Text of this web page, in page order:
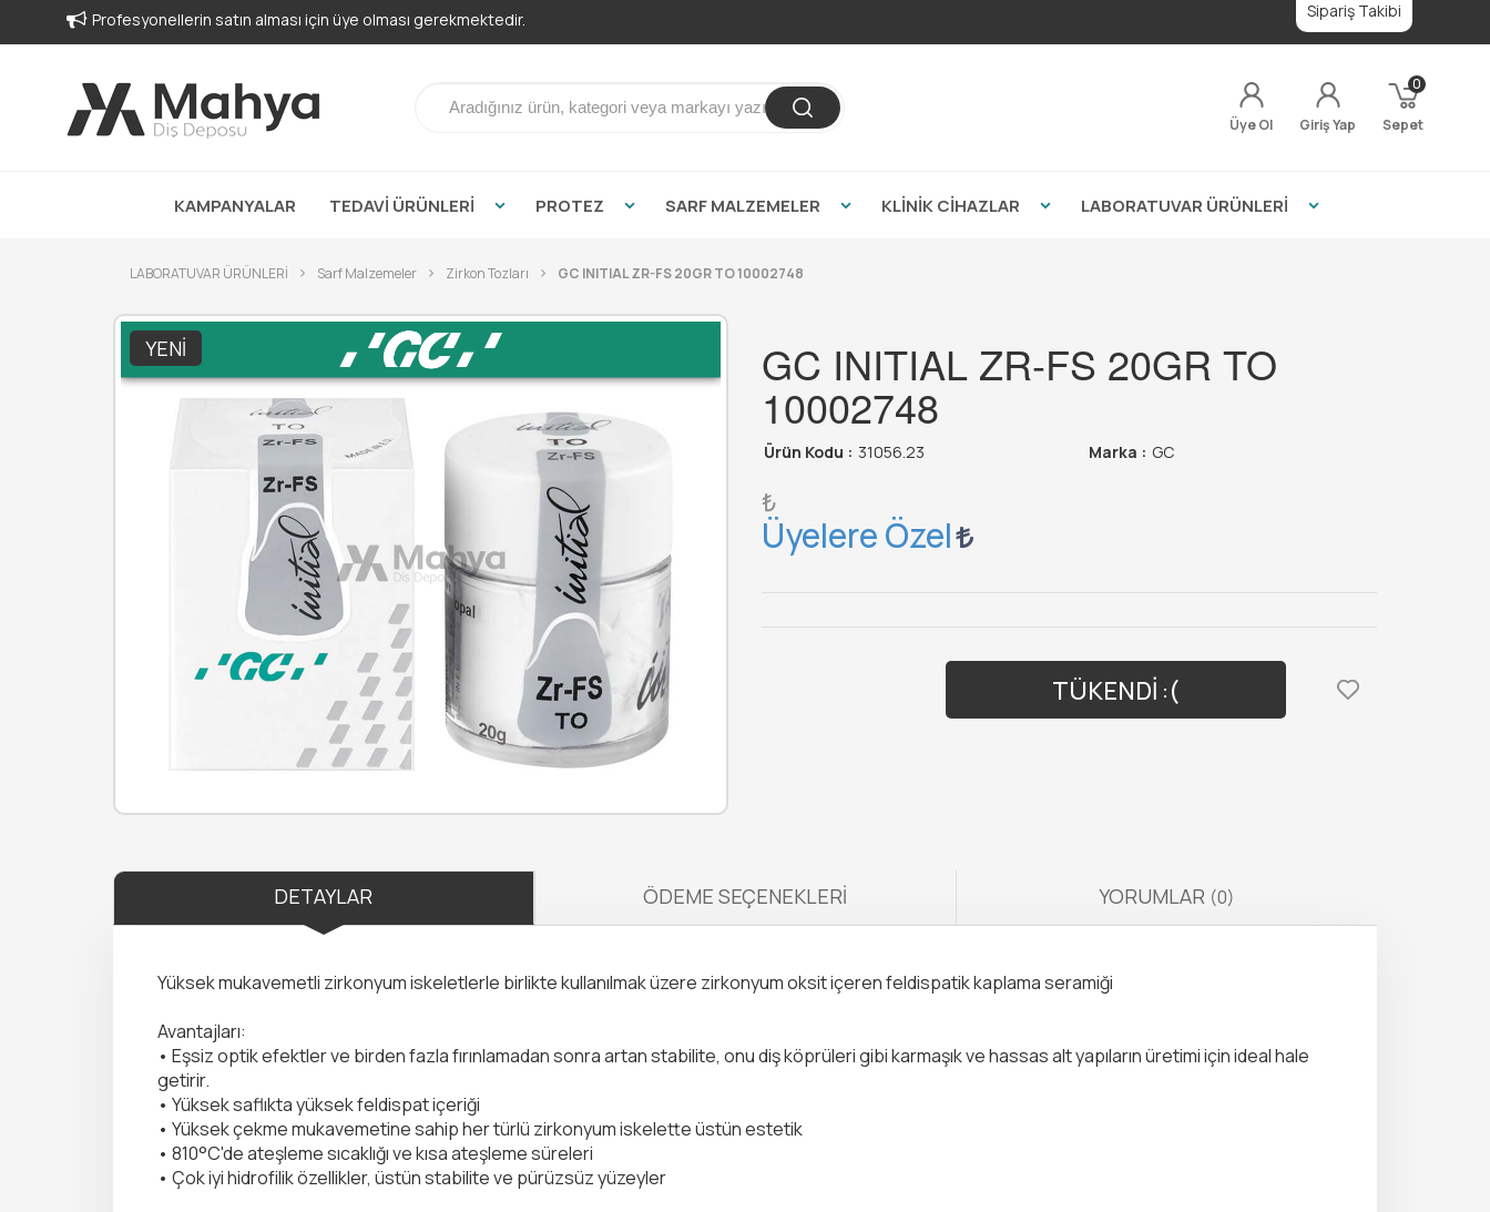
- Sipariş Takibi
Üye Ol Giriş Yap Sepet
0
KAMPANYALAR TEDAVİ ÜRÜNLERİ PROTEZ SARF MALZEMELER KLİNİK CİHAZLAR LABORATUVAR ÜRÜNLERİ
LABORATUVAR ÜRÜNLERİ Sarf Malzemeler Zirkon Tozları GC INITIAL ZR-FS 20GR TO 10002748
YENI GC INITIAL ZR-FS 20GR TO
10002748
Ürün Kodu : 31056.23 Marka : GC
₺
Üyelere Özel
TÜKENDİ :(
DETAYLAR ÖDEME SEÇENEKLERI YORUMLAR (0)
Yüksek mukavemetli zirkonyum iskeletlerle birlikte kullanılmak üzere zirkonyum oksit içeren feldispatik kaplama seramiği
Avantajları:
• Eşsiz optik efektler ve birden fazla fırınlamadan sonra artan stabilite, onu diş köprüleri gibi karmaşık ve hassas alt yapıların üretimi için ideal hale
getirir.
• Yüksek saflıkta yüksek feldispat içeriği
• Yüksek çekme mukavemetine sahip her türlü zirkonyum iskelette üstün estetik
• 810°C'de ateşleme sıcaklığı ve kısa ateşleme süreleri
• Çok iyi hidrofilik özellikler, üstün stabilite ve pürüzsüz yüzeyler